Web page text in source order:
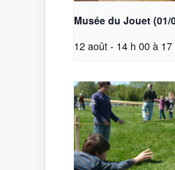
Musée du Jouet (01/
12 août - 14 h 00à